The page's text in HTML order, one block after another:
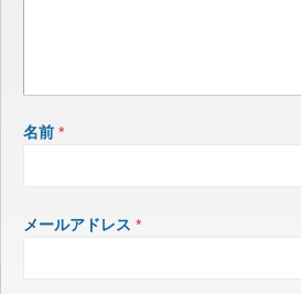
名前 *
メールアドレス *